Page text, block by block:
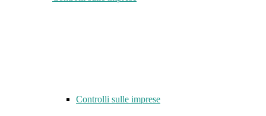
Controlli sulle imprese